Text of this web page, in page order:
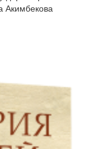
Акимбекова